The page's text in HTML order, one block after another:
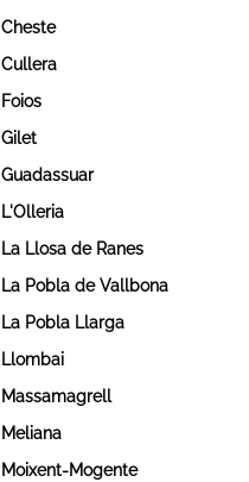
Cheste
Cullera
Foios
Gilet
Guadassuar
L'Olleria
La Llosa de Ranes
La Pobla de Vallbona
La Pobla Llarga
Llombai
Massamagrell
Meliana
Moixent-Mogente